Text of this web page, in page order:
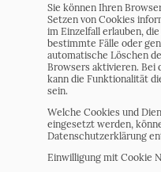
Sie können Ihren
Setzen von Cookies
im Einzelfall erlauben,
bestimmte Fälle oder
automatische Löschen
Browsers aktivieren. Bei
kann die Funktionalität
sein.
Welche Cookies und
eingesetzt werden,
Datenschutzerklärung
Einwilligung mit Cookie